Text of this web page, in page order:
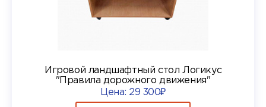
Игровой ландшафтный стол Логикус
"Правила дорожного движения"
Цена: 29 300₽